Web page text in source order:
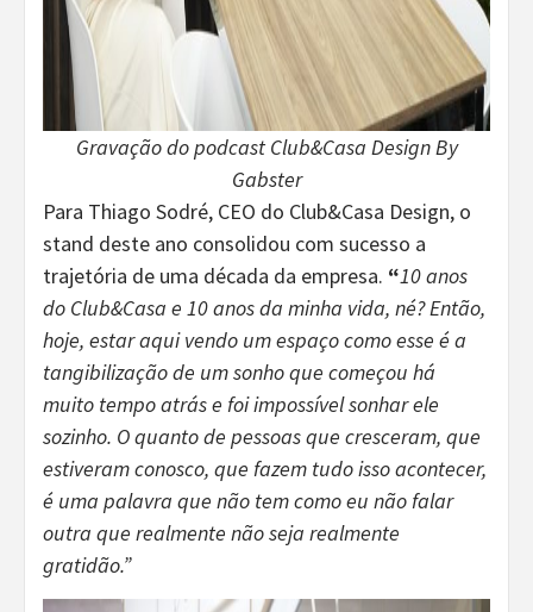
Gravação do podcast Club&Casa Design By
Gabster
Para Thiago Sodré, CEO do Club&Casa Design, o
stand deste ano consolidou com sucesso a
trajetória de uma década da empresa. “10 anos
do Club&Casa e 10 anos da minha vida, né? Então,
hoje, estar aqui vendo um espaço como esse é a
tangibilização de um sonho que começou há
muito tempo atrás e foi impossível sonhar ele
sozinho. O quanto de pessoas que cresceram, que
estiveram conosco, que fazem tudo isso acontecer,
é uma palavra que não tem como eu não falar
outra que realmente não seja realmente
gratidão.”